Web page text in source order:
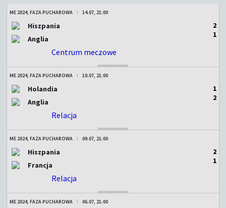
ME 2024, FAZA PUCHAROWA 14.07, 21:00
Hiszpania
Anglia
2
1
Centrum meczowe
ME 2024, FAZA PUCHAROWA 10.07, 21:00
Holandia
Anglia
1
2
Relacja
ME 2024, FAZA PUCHAROWA 09.07, 21:00
Hiszpania
Francja
2
1
Relacja
ME 2024, FAZA PUCHAROWA 06.07, 21:00